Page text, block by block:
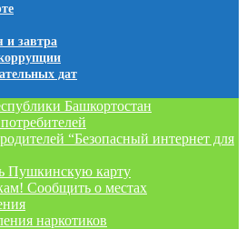
и завтра
дат
Башкортостан
“Безопасный интернет для
Пушкинскую карту
Сообщить о местах
наркотиков